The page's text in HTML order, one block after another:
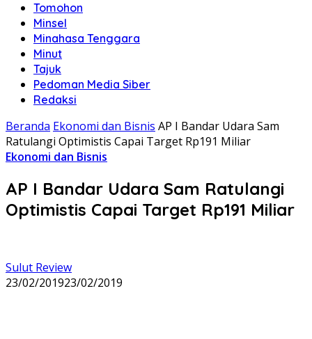
Tomohon
Minsel
Minahasa Tenggara
Minut
Tajuk
Pedoman Media Siber
Redaksi
Beranda Ekonomi dan Bisnis AP I Bandar Udara Sam
Ratulangi Optimistis Capai Target Rp191 Miliar
Ekonomi dan Bisnis
AP I Bandar Udara Sam Ratulangi
Optimistis Capai Target Rp191 Miliar
Sulut Review
23/02/201923/02/2019